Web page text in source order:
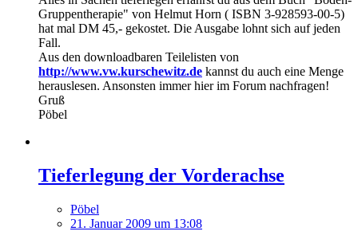
Gruppentherapie" von Helmut Horn ( ISBN 3-928593-00-5)
hat mal DM 45,- gekostet. Die Ausgabe lohnt sich auf jeden
Fall.
Aus den downloadbaren Teilelisten von
http://www.vw.kurschewitz.de kannst du auch eine Menge
herauslesen. Ansonsten immer hier im Forum nachfragen!
Gruß
Pöbel
Tieferlegung der Vorderachse
Pöbel
21. Januar 2009 um 13:08